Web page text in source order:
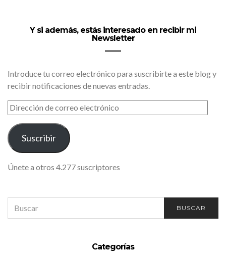
Y si además, estás interesado en recibir mi
Newsletter
Introduce tu correo electrónico para suscribirte a este blog y
recibir notificaciones de nuevas entradas.
DIRECCIÓN
DE
CORREO
ELECTRÓNICO
Suscribir
Únete a otros 4.277 suscriptores
FOR:
BUSCAR
Categorías